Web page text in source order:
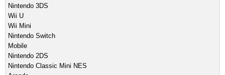
Nintendo 3DS
Wii U
Wii Mini
Nintendo Switch
Mobile
Nintendo 2DS
Nintendo Classic Mini NES